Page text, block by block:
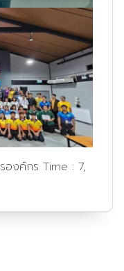
องค์กร Time : 7,